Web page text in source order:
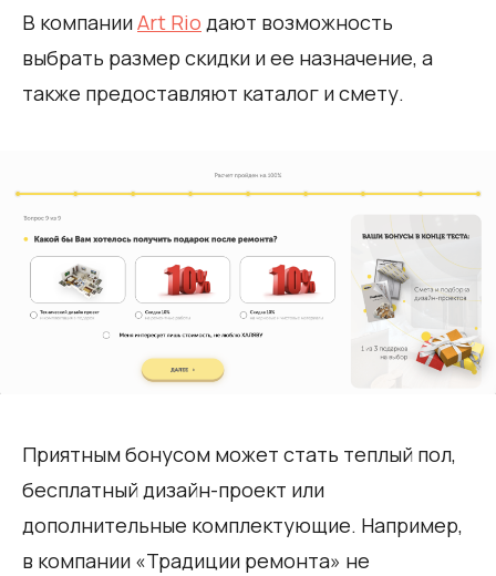
В компанииArt Rio дают возможность
выбрать размер скидки и ее назначение, а
также предоставляют каталог и смету.
Приятным бонусом может стать теплый пол,
бесплатный дизайн-проект или
дополнительные комплектующие. Например,
в компании «Традиции ремонта» не